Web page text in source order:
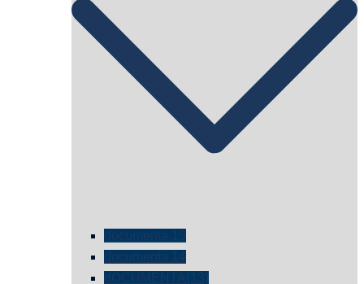
documenta 15
documenta 14
dOCUMENTA(13)